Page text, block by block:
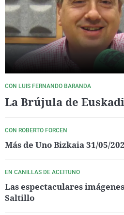
CON LUIS FERNANDO BARANDA
La Brújula de Euskadi
CON ROBERTO FORCEN
Más de Uno Bizkaia 31/05/
EN CANILLAS DE ACEITUNO
Las espectaculares
Saltillo